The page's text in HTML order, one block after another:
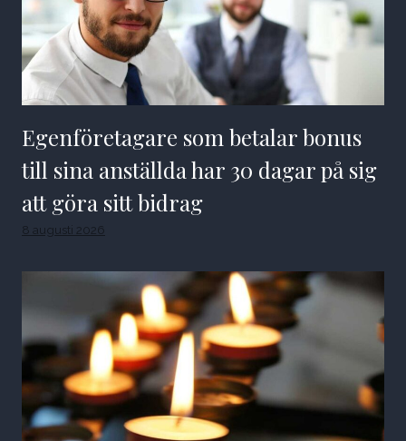
Egenföretagare som betalar bonus
till sina anställda har 30 dagar på sig
att göra sitt bidrag
8 augusti 2026